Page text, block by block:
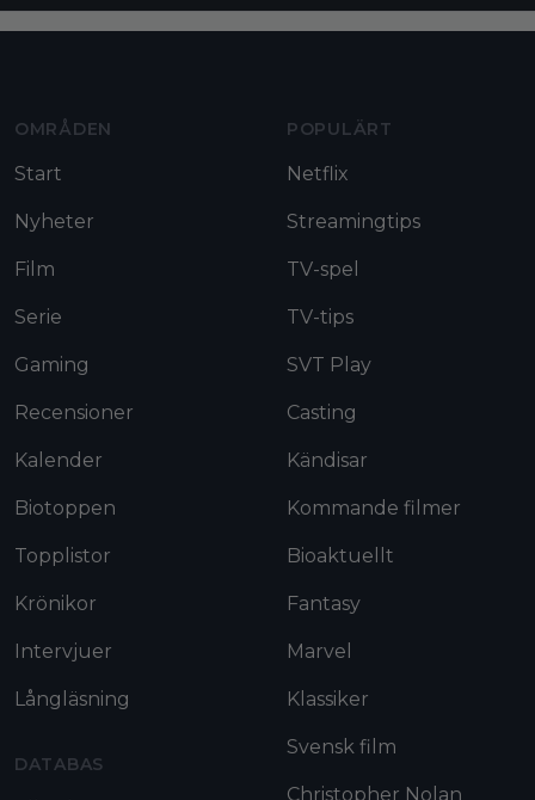
OMRÅDEN
Start
Nyheter
Film
Serie
Gaming
Recensioner
Kalender
Biotoppen
Topplistor
Krönikor
Intervjuer
Långläsning
DATABAS
POPULÄRT
Netflix
Streamingtips
TV-spel
TV-tips
SVT Play
Casting
Kändisar
Kommande filmer
Bioaktuellt
Fantasy
Marvel
Klassiker
Svensk film
Christopher Nolan